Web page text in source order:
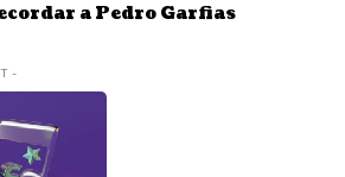
a Pedro Garfias
-